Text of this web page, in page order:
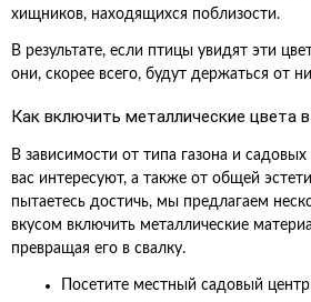
хищников, находящихся поблизости.
В результате, если птицы увидят эти
они, скорее всего, будут держаться от
Как включить металлические цвета
В зависимости от типа газона и
вас интересуют, а также от общей
пытаетесь достичь, мы предлагаем
вкусом включить металлические
превращая его в свалку.
Посетите местный садовый